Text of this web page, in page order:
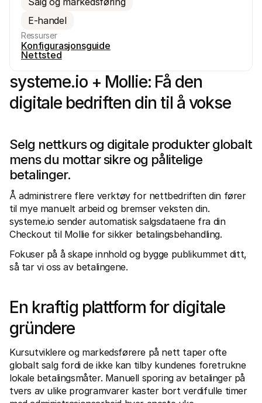
E-handel
Ressurser
Konfigurasjonsguide
Nettsted
systeme.io + Mollie: Få den
digitale bedriften din til å vokse
Selg nettkurs og digitale produkter globalt
mens du mottar sikre og pålitelige
betalinger.
Å administrere flere verktøy for nettbedriften din fører
til mye manuelt arbeid og bremser veksten din.
systeme.io sender automatisk salgsdataene fra din
Checkout til Mollie for sikker betalingsbehandling.
Fokuser på å skape innhold og bygge publikummet ditt,
så tar vi oss av betalingene.
En kraftig plattform for digitale
gründere
Kursutviklere og markedsførere på nett taper ofte
globalt salg fordi de ikke kan tilby kundenes foretrukne
lokale betalingsmåter. Manuell sporing av betalinger på
tvers av ulike programvarer kaster bort verdifulle timer
Tekniske ressurser
Utviklerportal
Oppdag utviklerressurser og oppdateringer
Discord-fellesskap
Bli med i vårt utviklerfellesskap Les
Om Mollie
Priser
Se våre priser
Les mer om vår historie og våre
verdier
Nyheter
Les siste nytt fra Mollie
Stillinger
Kontakt
For shoppere
Kontakt salg
Oppdag hvordan vi kan hjelpe bedriften din